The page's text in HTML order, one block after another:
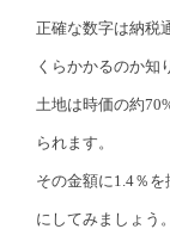
正確な数字は納税
くらかかるのか知
土地は時価の約
られます。
その金額に1.4％
にしてみましょう。